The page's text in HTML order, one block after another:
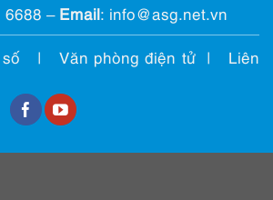
6688 – Email: info@ asg.net.vn
| Văn phòng điện tử|
Liên